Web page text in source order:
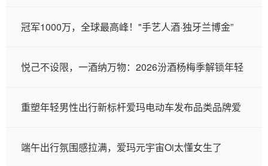
冠军1000万，全球最高峰！"手艺人酒·独牙兰博金”
悦己不设限，一酒纳万物：2026汾酒杨梅季解锁年轻
重塑年轻男性出行新标杆爱玛电动车发布品类品牌爱
端午出行氛围感拉满，爱玛元宇宙Oi太懂女生了